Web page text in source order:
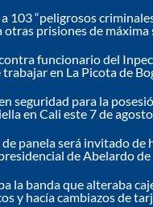
103 “peligrosos
otras prisiones de máxima
funcionario del
trabajar en La Picota de
seguridad para la
en Cali este 7 de agosto
panela será invitado de
de Abelardo
la banda que alteraba
y hacía cambiazos de